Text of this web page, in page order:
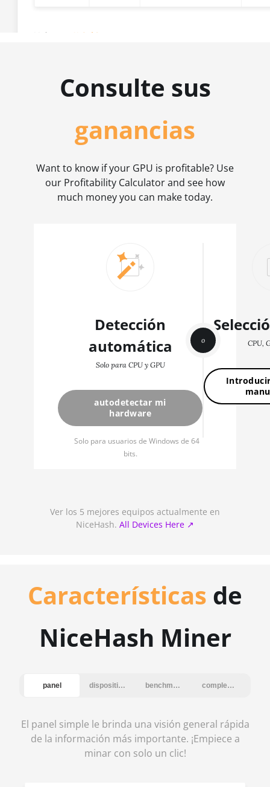
Consulte sus
ganancias
Want to know if your GPU is profitable? Use
our Profitability Calculator and see how
much money you can make today.
Detección
automática
Solo para CPU y GPU
autodetectar mi
hardware
Solo para usuarios de Windows de 64
bits.
o CPU,
Ver los 5 mejores equipos actualmente en
NiceHash. All Devices Here ↗︎
Características de
NiceHash Miner
panel dispositivos benchmark complementos
El panel simple le brinda una visión general rápida
de la información más importante. ¡Empiece a
minar con solo un clic!